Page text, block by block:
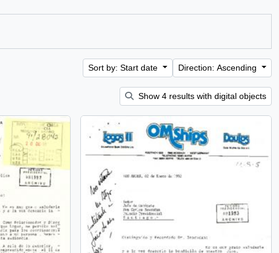
Sort by: Start date Direction: Ascending
Show 4 results with digital objects